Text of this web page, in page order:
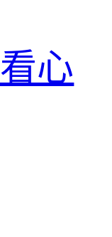
心